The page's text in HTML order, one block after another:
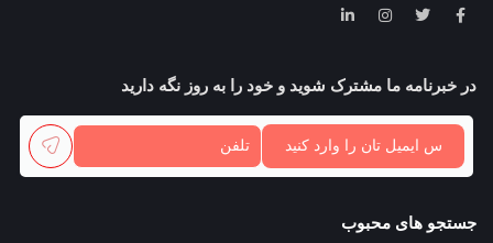
در خبرنامه ما مشترک شوید و خود را به روز نگه دارید
جستجو های محبوب